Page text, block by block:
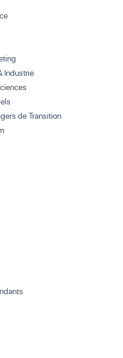
Industrie
de Transition